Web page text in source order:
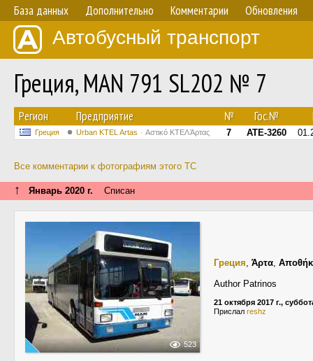
База данных Дополнительно Комментарии Обновления
Автобусный транспорт
Греция, MAN 791 SL202 № 7
Регион Предприятие № Гос.№
Греция Urban KTEL Artas Αστικό ΚΤΕΛ Άρτας 7 ATE-3260
Все комментарии к фотографиям этого ТС
↑ Январь 2020 г. Списан
523
Греция, Άρτα,
Author Patrinos
21 октября 2017 г.,
Прислал reshz